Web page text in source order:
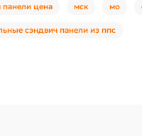
панели цена мск мо
сэндвич панели из ппс